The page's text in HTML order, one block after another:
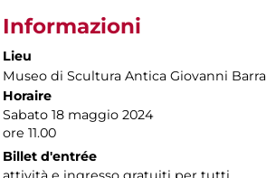
Informazioni
Lieu
Museo di Scultura Antica Giovanni
Horaire
Sabato 18 maggio 2024
ore 11.00
Billet d'entrée